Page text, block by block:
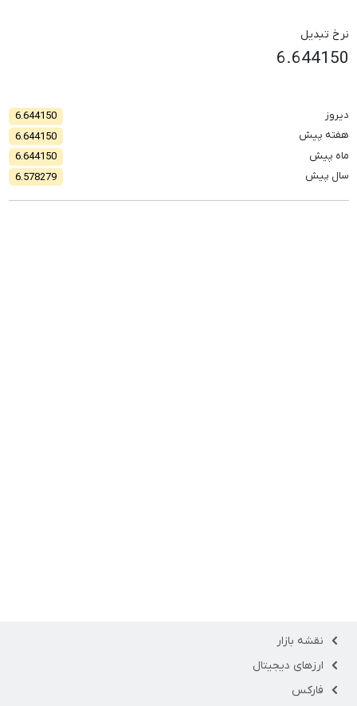
نرخ تبدیل
6.644150
دیروز
6.644150
هفته پیش
6.644150
ماه پیش
6.644150
سال پیش
6.578279
نقشه بازار
ارزهای دیجیتال
فارکس